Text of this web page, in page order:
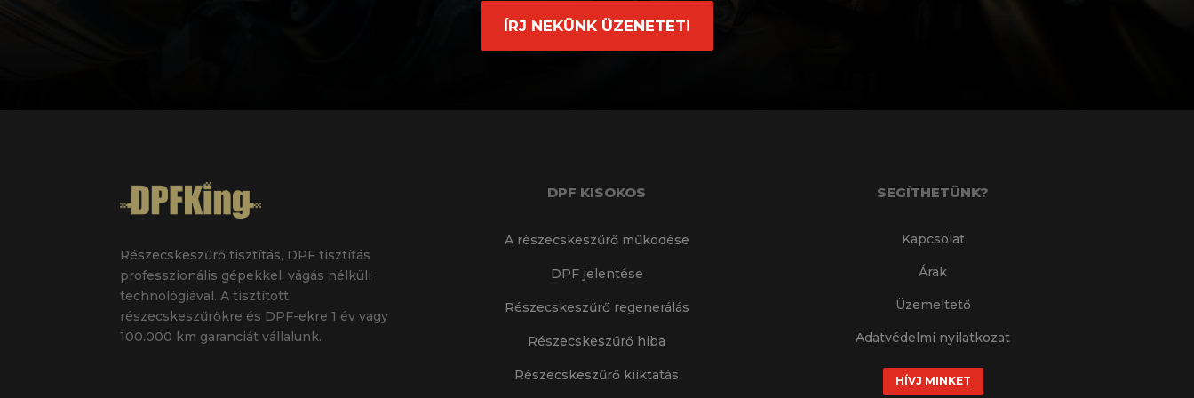
ÍRJ NEKÜNK ÜZENETET!
Részecskeszűrő tisztítás, DPF tisztítás
professzionális gépekkel, vágás nélküli
technológiával. A tisztított
részecskeszűrőkre és DPF-ekre 1 év vagy
100.000 km garanciát vállalunk.
DPF KISOKOS
A részecskeszűrő működése
DPF jelentése
Részecskeszűrő regenerálás
Részecskeszűrő hiba
Részecskeszűrő kiiktatás
SEGÍTHETÜNK?
Kapcsolat
Árak
Üzemeltető
Adatvédelmi nyilatkozat
HÍVJ MINKET